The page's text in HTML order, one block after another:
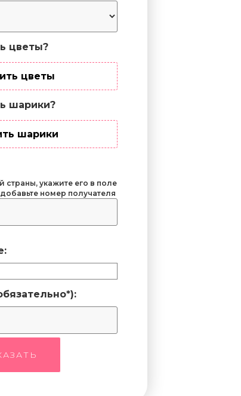
цветы?
цветы
шарики?
шарики
страны, укажите его в поле
номер получателя